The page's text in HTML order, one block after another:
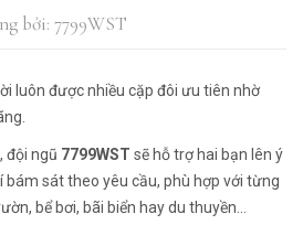
bởi: 7799WST
luôn được nhiều cặp đôi ưu tiên nhờ
đội ngũ 7799WST sẽ hỗ trợ hai bạn lên ý
sát theo yêu cầu, phù hợp với từng
bể bơi, bãi biển hay du thuyền...